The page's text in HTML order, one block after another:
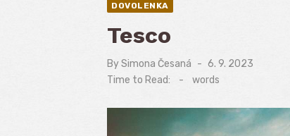
DOVOLENKA
Tesco
BySimona Česaná
Posted
on
6. 9. 2023
Time to Read:
- words